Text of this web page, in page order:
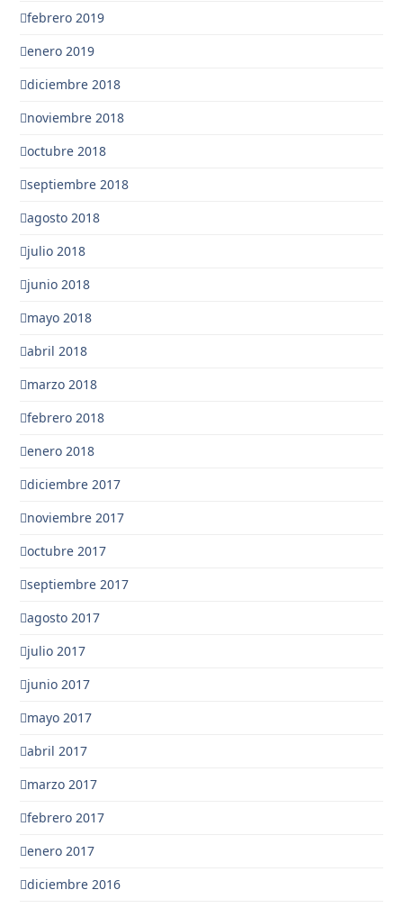
febrero 2019
enero 2019
diciembre 2018
noviembre 2018
octubre 2018
septiembre 2018
agosto 2018
julio 2018
junio 2018
mayo 2018
abril 2018
marzo 2018
febrero 2018
enero 2018
diciembre 2017
noviembre 2017
octubre 2017
septiembre 2017
agosto 2017
julio 2017
junio 2017
mayo 2017
abril 2017
marzo 2017
febrero 2017
enero 2017
diciembre 2016